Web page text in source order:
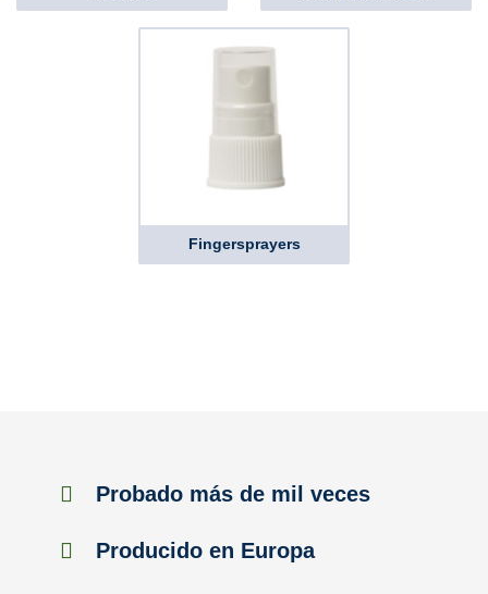
Fingersprayers
Probado más de mil veces
Producido en Europa